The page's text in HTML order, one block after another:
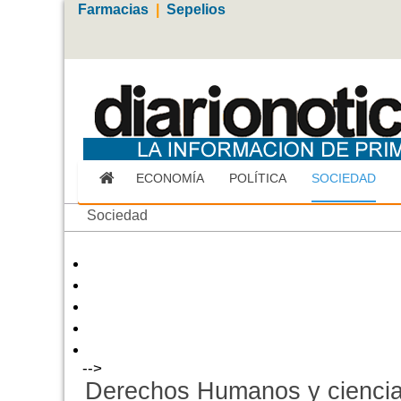
Farmacias Sepelios
ECONOMÍA POLÍTICA SOCIEDAD
Sociedad
-->
Derechos Humanos y